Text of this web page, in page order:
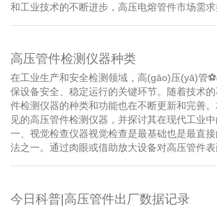
和工业技术的不断进步，高压电熔管件市场需
高压管件检测仪器种类
在工业生产和安全检测领域，高(gāo)压(yā)管
保设备安全、稳定运行的关键环节。随着技术
件检测仪器的种类和功能也在不断更新和完善
见的高压管件检测仪器，并探讨其在现代工业中
一、视觉检查仪器视觉检查是最基础也是最直
法之一。通过肉眼或借助放大设备对高压管件表
今日科普|高压管件出厂数据记录